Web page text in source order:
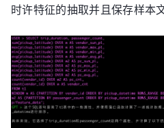
时许特征的抽取并且保存样本